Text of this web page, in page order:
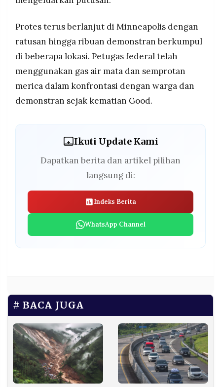
Protes terus berlanjut di Minneapolis dengan
ratusan hingga ribuan demonstran berkumpul
di beberapa lokasi. Petugas federal telah
menggunakan gas air mata dan semprotan
merica dalam konfrontasi dengan warga dan
demonstran sejak kematian Good.
Ikuti Update Kami
Dapatkan berita dan artikel pilihan
langsung di:
Indeks Berita
WhatsApp Channel
BACA JUGA